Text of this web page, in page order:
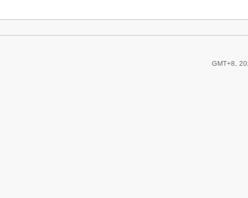
GMT+8,